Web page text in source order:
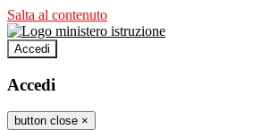
Salta al contenuto
Accedi
Accedi
button close ×